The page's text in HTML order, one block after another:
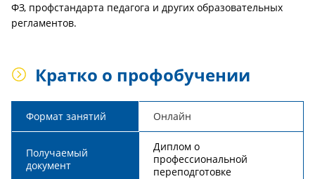
ФЗ, профстандарта педагога и других образовательных
регламентов.
Кратко о профобучении
Формат занятий Онлайн
Получаемый
документ
Диплом о
профессиональной
переподготовке